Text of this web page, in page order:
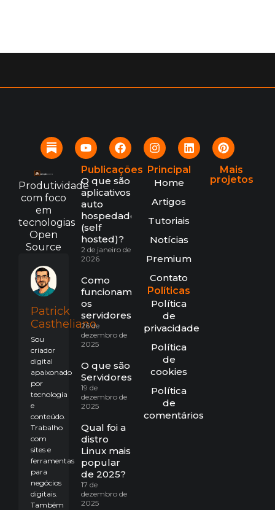
Produtividade
com foco
em
tecnologias
Open
Source
Patrick
Castheliano
Sou
criador
digital
apaixonado
por
tecnologia
e
conteúdo.
Trabalho
com
sites e
ferramentas
para
negócios
digitais.
Também
Publicações
O que são
aplicativos
auto
hospedados
(self
hosted)?
2 de janeiro de
2026
Como
funcionam
os
servidores?
26 de
dezembro de
2025
O que são
Servidores?
19 de
dezembro de
2025
Qual foi a
distro
Linux mais
popular
de 2025?
17 de
dezembro de
2025
Principal
Home
Artigos
Tutoriais
Notícias
Premium
Contato
Políticas
Política
de
privacidade
Política
de
cookies
Política
de
comentários
Mais
projetos